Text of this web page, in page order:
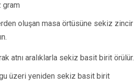
gram
oluşan masa örtüsüne sekiz zincir
atnı aralıklarla sekiz basit birit örülür.
üzeri yeniden sekiz basit birit